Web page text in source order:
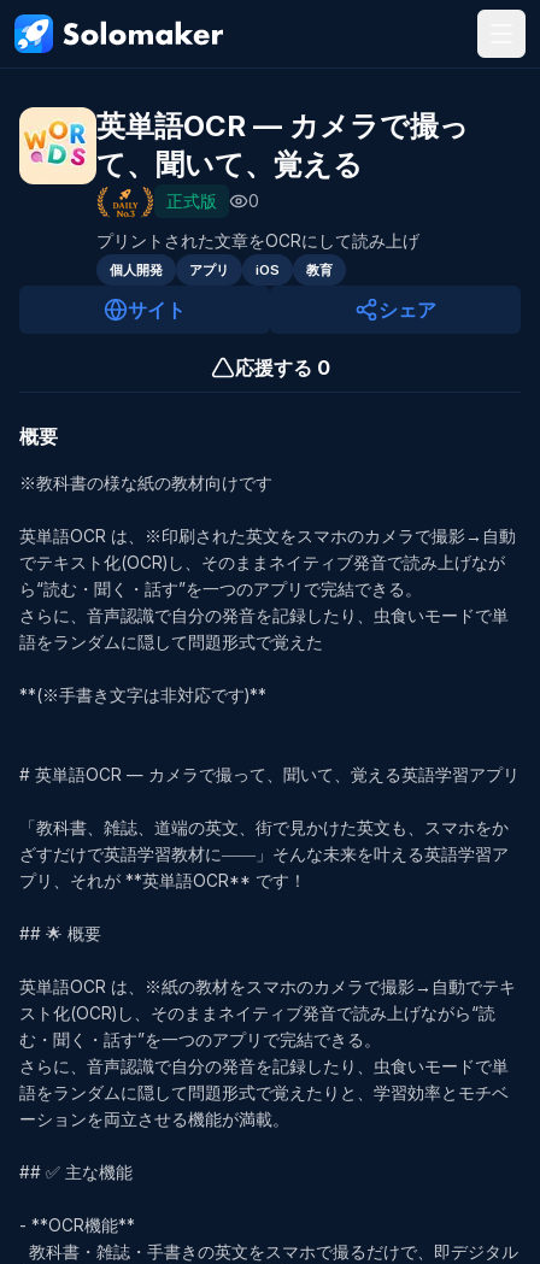
メインコンテンツにスキップ
英単語OCR — カメラで撮っ
て、聞いて、覚える
正式版 0
プリントされた文章をOCRにして読み上げ
個人開発 アプリ iOS 教育
サイト シェア
応援する 0
概要
※教科書の様な紙の教材向けです
英単語OCR は、※印刷された英文をスマホのカメラで撮影→自動
でテキスト化(OCR)し、そのままネイティブ発音で読み上げなが
ら“読む・聞く・話す”を一つのアプリで完結できる。
さらに、音声認識で自分の発音を記録したり、虫食いモードで単
語をランダムに隠して問題形式で覚えた
**(※手書き文字は非対応です)**
# 英単語OCR — カメラで撮って、聞いて、覚える英語学習アプリ
「教科書、雑誌、道端の英文、街で見かけた英文も、スマホをか
ざすだけで英語学習教材に――」そんな未来を叶える英語学習ア
プリ、それが **英単語OCR** です！
## 🌟 概要
英単語OCR は、※紙の教材をスマホのカメラで撮影→自動でテキ
スト化(OCR)し、そのままネイティブ発音で読み上げながら“読
む・聞く・話す”を一つのアプリで完結できる。
さらに、音声認識で自分の発音を記録したり、虫食いモードで単
語をランダムに隠して問題形式で覚えたりと、学習効率とモチベ
ーションを両立させる機能が満載。
## ✅ 主な機能
- **OCR機能**